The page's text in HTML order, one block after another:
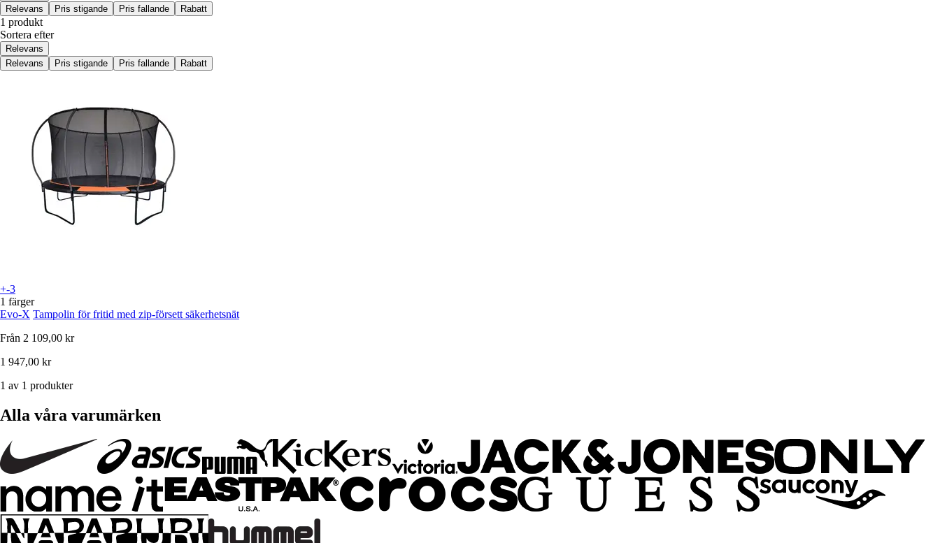
Relevans
Pris stigande Pris fallande Rabatt
1 produkt
Sortera efter
Relevans
Relevans
Pris stigande Pris fallande Rabatt
+-3
1 färger
Evo-X Tampolin för fritid med zip-försett säkerhetsnät
Från 2 109,00 kr
1 947,00 kr
1 av 1 produkter
Alla våra varumärken